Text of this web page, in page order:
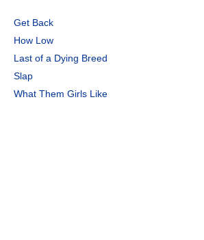
Get Back
How Low
Last of a Dying Breed
Slap
What Them Girls Like